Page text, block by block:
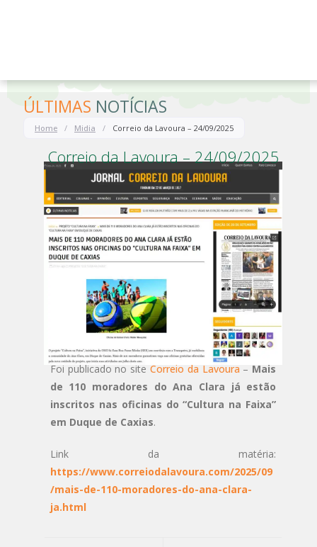
ÚLTIMAS NOTÍCIAS
Home / Midia / Correio da Lavoura – 24/09/2025
Correio da Lavoura – 24/09/2025
-
Foi publicado no site Correio da Lavoura– Mais
de 110 moradores do Ana Clara já estão
inscritos nas oficinas do “Cultura na Faixa”
em Duque de Caxias.
Link da matéria:
https://www.correiodalavoura.com/2025/09
/mais-de-110-moradores-do-ana-clara-
ja.html